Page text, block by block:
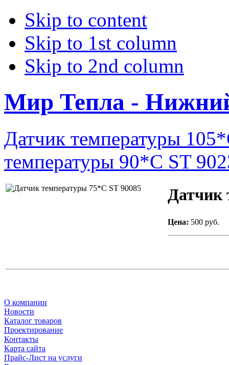
Skip to content
Skip to 1st column
Skip to 2nd column
Мир Тепла -
Датчик температуры
температуры 90*С ST
Датчик
Цена: 500 руб.
О компании
Новости
Каталог товаров
Проектирование
Контакты
Карта сайта
Прайс-Лист на услуги